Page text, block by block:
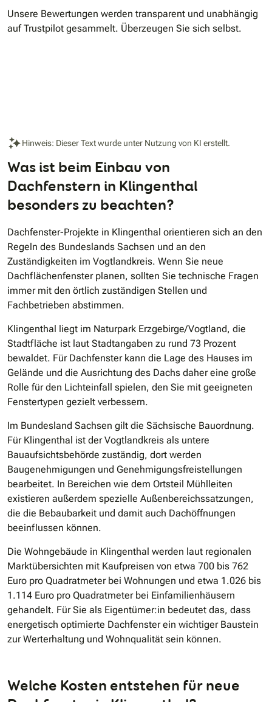
Unsere Bewertungen werden transparent und unabhängig
auf Trustpilot gesammelt. Überzeugen Sie sich selbst.
Hinweis: Dieser Text wurde unter Nutzung von KI erstellt.
Was ist beim Einbau von
Dachfenstern in Klingenthal
besonders zu beachten?
Dachfenster-Projekte in Klingenthal orientieren sich an den
Regeln des Bundeslands Sachsen und an den
Zuständigkeiten im Vogtlandkreis. Wenn Sie neue
Dachflächenfenster planen, sollten Sie technische Fragen
immer mit den örtlich zuständigen Stellen und
Fachbetrieben abstimmen.
Klingenthal liegt im Naturpark Erzgebirge/Vogtland, die
Stadtfläche ist laut Stadtangaben zu rund 73 Prozent
bewaldet. Für Dachfenster kann die Lage des Hauses im
Gelände und die Ausrichtung des Dachs daher eine große
Rolle für den Lichteinfall spielen, den Sie mit geeigneten
Fenstertypen gezielt verbessern.
Im Bundesland Sachsen gilt die Sächsische Bauordnung.
Für Klingenthal ist der Vogtlandkreis als untere
Bauaufsichtsbehörde zuständig, dort werden
Baugenehmigungen und Genehmigungsfreistellungen
bearbeitet. In Bereichen wie dem Ortsteil Mühlleiten
existieren außerdem spezielle Außenbereichssatzungen,
die die Bebaubarkeit und damit auch Dachöffnungen
beeinflussen können.
Die Wohngebäude in Klingenthal werden laut regionalen
Marktübersichten mit Kaufpreisen von etwa 700 bis 762
Euro pro Quadratmeter bei Wohnungen und etwa 1.026 bis
1.114 Euro pro Quadratmeter bei Einfamilienhäusern
gehandelt. Für Sie als Eigentümer:in bedeutet das, dass
energetisch optimierte Dachfenster ein wichtiger Baustein
zur Werterhaltung und Wohnqualität sein können.
Welche Kosten entstehen für neue